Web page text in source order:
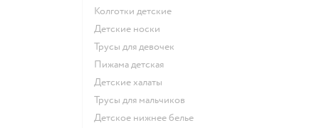
Колготки детские
Детские носки
Трусы для девочек
Пижама детская
Детские халаты
Трусы для мальчиков
Детское нижнее белье